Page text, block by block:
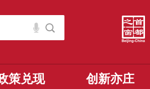
策兑现 创新亦庄